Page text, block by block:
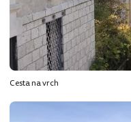
Cesta na vrch